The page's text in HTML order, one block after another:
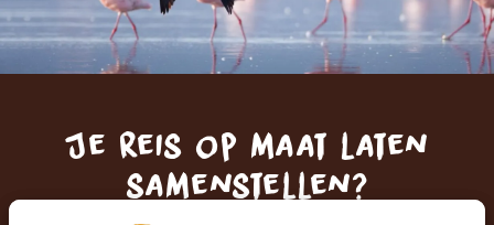
Je reis op maat laten
samenstellen?